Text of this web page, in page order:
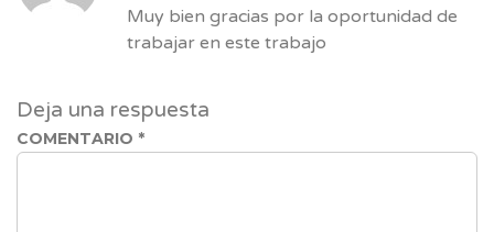
Muy bien gracias por la oportunidad de
trabajar en este trabajo
Deja una respuesta
COMENTARIO *